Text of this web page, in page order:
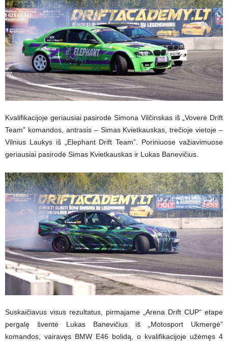
Kvalifikacijoje geriausiai pasirodė Simona Vilčinskas iš „Voverė Drift
Team” komandos, antrasis – Simas Kvietkauskas, trečioje vietoje –
Vilnius Laukys iš „Elephant Drift Team”. Poriniuose važiavimuose
geriausiai pasirodė Simas Kvietkauskas ir Lukas Banevičius.
Suskaičiavus visus rezultatus, pirmajame „Arena Drift CUP“ etape
pergalę šventė Lukas Banevičius iš „Motosport Ukmergė”
komandos, vairavęs BMW E46 bolidą, o kvalifikacijoje užėmęs 4